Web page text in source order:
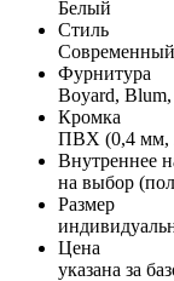
Белый
Стиль
Современный
Фурнитура
Boyard,
Кромка
ПВХ (0,4 мм,
Внутреннее
на выбор
Размер
Цена
указана за